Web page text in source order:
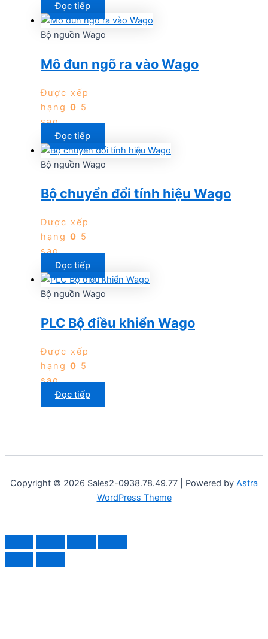
Đọc tiếp
Bộ nguồn Wago
Mô đun ngõ ra vào Wago
Được xếp
hạng 0 5
sao
Đọc tiếp
Bộ nguồn Wago
Bộ chuyển đổi tính hiệu Wago
Được xếp
hạng 0 5
sao
Đọc tiếp
Bộ nguồn Wago
PLC Bộ điều khiển Wago
Được xếp
hạng 0 5
sao
Đọc tiếp
Copyright © 2026 Sales2-0938.78.49.77 | Powered by Astra
WordPress Theme